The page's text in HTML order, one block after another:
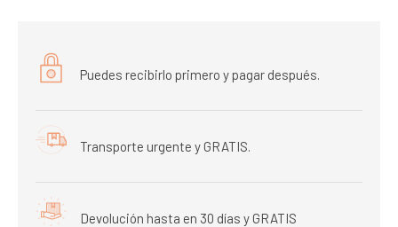
Puedes recibirlo primero y pagar después.
Transporte urgente y GRATIS.
Devolución hasta en 30 días y GRATIS